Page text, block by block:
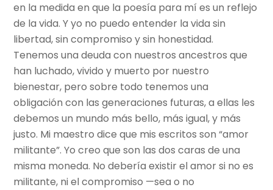
en la medida en que la poesía para mí es un reflejo
de la vida. Y yo no puedo entender la vida sin
libertad, sin compromiso y sin honestidad.
Tenemos una deuda con nuestros ancestros que
han luchado, vivido y muerto por nuestro
bienestar, pero sobre todo tenemos una
obligación con las generaciones futuras, a ellas les
debemos un mundo más bello, más igual, y más
justo. Mi maestro dice que mis escritos son “amor
militante”. Yo creo que son las dos caras de una
misma moneda. No debería existir el amor si no es
militante, ni el compromiso —sea o no